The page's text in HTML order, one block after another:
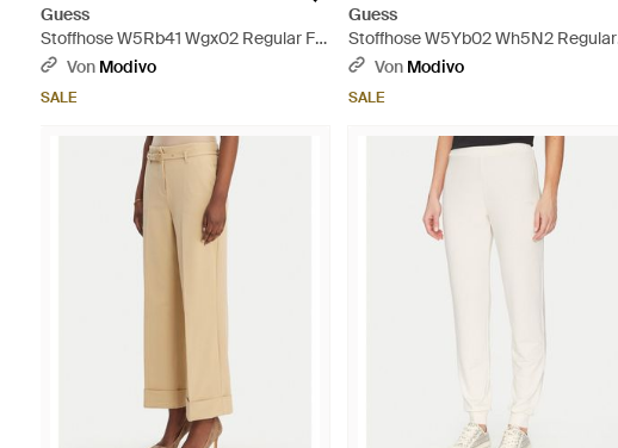
Guess
Stoffhose W5Rb41 Wgx02 Regular Fit
- Schwarz
Von Modivo
SALE
Guess
Stoffhose W5Yb02 Wh5N2 Regular
Fit - Braun
Von Modivo
SALE